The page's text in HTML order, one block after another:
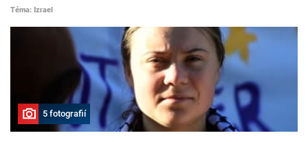
Téma: Izrael
5 fotografií